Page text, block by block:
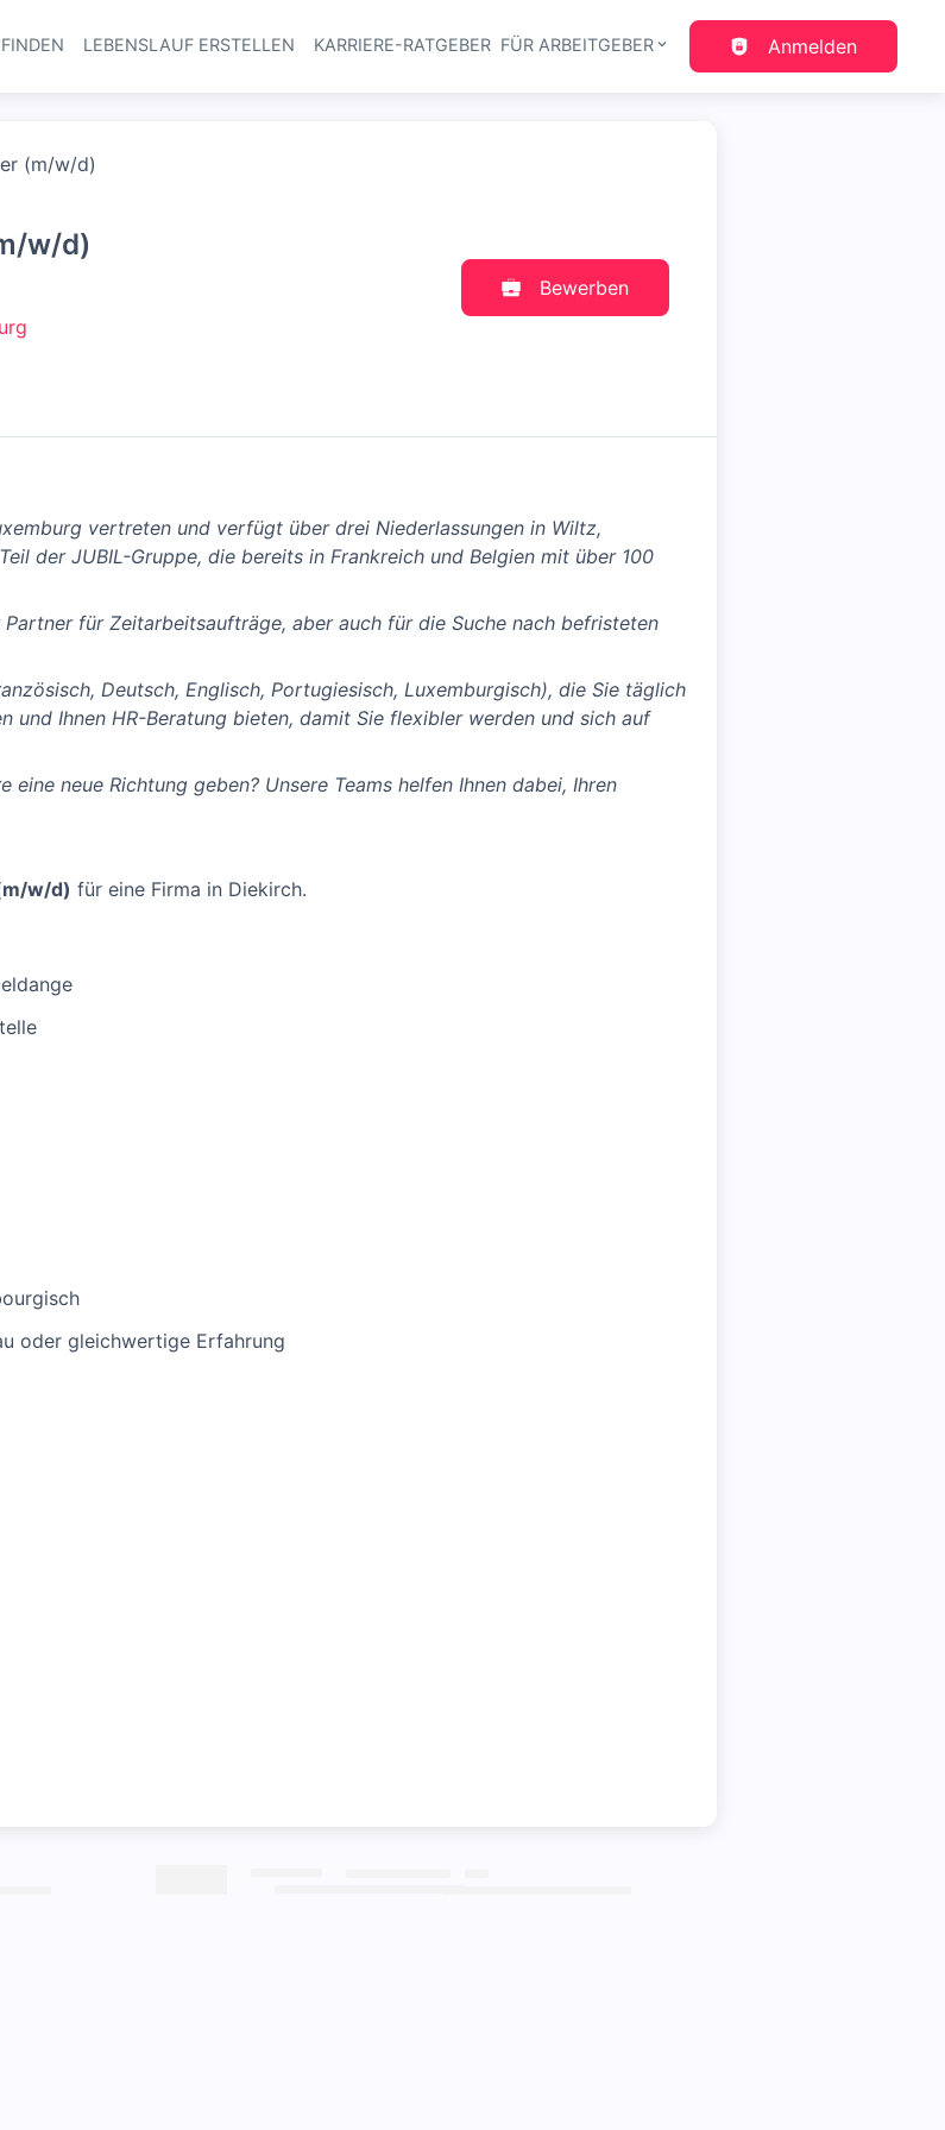
Haupt-Navigation
LEBENSLAUF ERSTELLEN KARRIERE-RATGEBER FÜR ARBEITGEBER Anmelden
(m/w/d)
w/d)
Bewerben
vertreten und verfügt über drei Niederlassungen in Wiltz,
der JUBIL-Gruppe, die bereits in Frankreich und Belgien mit über 100
für Zeitarbeitsaufträge, aber auch für die Suche nach befristeten
Deutsch, Englisch, Portugiesisch, Luxemburgisch), die Sie täglich
und Ihnen HR-Beratung bieten, damit Sie flexibler werden und sich auf
neue Richtung geben? Unsere Teams helfen Ihnen dabei, Ihren
w/d) für eine Firma in Diekirch.
oder gleichwertige Erfahrung